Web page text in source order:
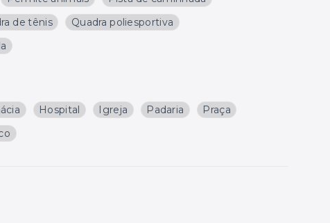
de tênis
Quadra poliesportiva
Hospital Igreja Padaria
Praça